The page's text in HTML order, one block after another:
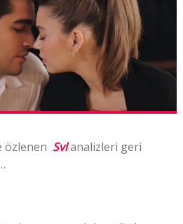
özlenen Svlanalizleri geri